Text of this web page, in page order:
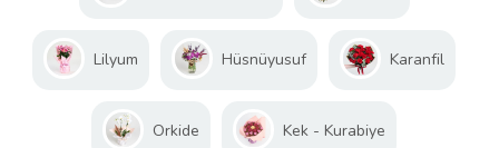
Lilyum Hüsnüyusuf Karanfil
Orkide Kek - Kurabiye